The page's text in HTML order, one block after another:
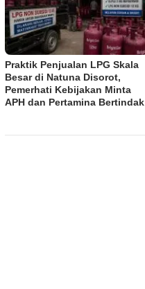
Praktik Penjualan LPG Skala
Besar di Natuna Disorot,
Pemerhati Kebijakan Minta
APH dan Pertamina Bertindak